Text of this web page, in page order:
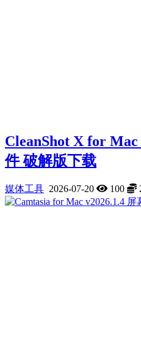
CleanShot X for
件 破解版下载
媒体工具 2026-07-20 100